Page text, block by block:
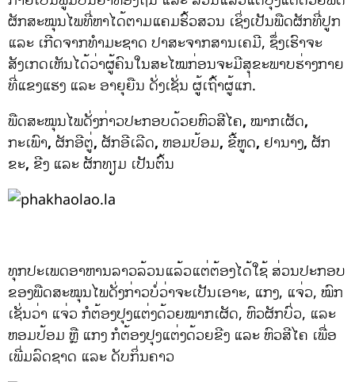
ຜັກສະໝຸນໄພທີ່ຫາໄດ້ຕາມແຄມຮົ້ວສວນ ເຊິ່ງເປັນພືດຜັກທີ່ປູກ
ແລະ ເກີດຈາກທຳມະຊາດ ປາສະຈາກສານເຄມີ, ຊຶ່ງເຮົາຈະ
ສັງເກດເຫັນໄດ້ວ່າຜູ້ຄົນໃນສະໄໝກ່ອນຈະມີສຸຂະພາບຮ່າງກາຍ
ທີ່ແຂງແຮງ ແລະ ອາຍຸຍືນ ດັ່ງເຊັ່ນ ຜູ້ເຖົ້າຜູ້ແກ່.
ພືດສະໝຸນໄພດັ່ງກ່າວປະກອບດ້ວຍຫົວສີໄຄ, ໝາກເຜັດ,
ກະເພົາ, ຜັກອີຕູ່, ຜັກອີເລີດ, ຫອມປ້ອມ, ຂີ້ຫູດ, ຢານາງ, ຜັກ
ຂະ, ຂີງ ແລະ ຜັກທຽມ ເປັນຕົ້ນ
ທຸກປະເພດອາຫານລາວລ້ວນແລ້ວແຕ່ຕ້ອງໄດ້ໃຊ້ ສ່ວນປະກອບ
ຂອງພືດສະໝຸນໄພດັ່ງກ່າວບໍ່ວ່າຈະເປັນເອາະ, ແກງ, ແຈ່ວ, ໝົກ
ເຊັ່ນວ່າ ແຈ່ວ ກໍຕ້ອງປຸງແຕ່ງດ້ວຍໝາກເຜັດ, ຫົວຜັກບົ່ວ, ແລະ
ຫອມປ້ອມ ຫຼື ແກງ ກໍຕ້ອງປຸງແຕ່ງດ້ວຍຂີງ ແລະ ຫົວສີໄຄ ເພື່ອ
ເພີ່ມລົດຊາດ ແລະ ດັບກິ່ນຄາວ